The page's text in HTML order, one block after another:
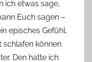
ich etwas sage,
Euch sagen –
episches Gefühl.
schlafen können
Den hatte ich